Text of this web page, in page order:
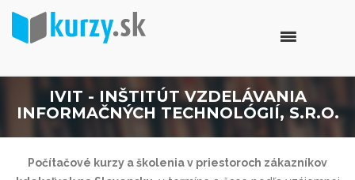
IVIT - INŠTITÚT VZDELÁVANIA
INFORMAČNÝCH TECHNOLÓGIÍ, S.R.O.
Počítačové kurzy a školenia v priestoroch zákazníkov